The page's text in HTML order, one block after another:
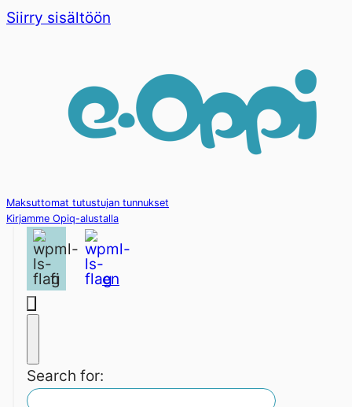
Siirry sisältöön
Maksuttomat tutustujan tunnukset
Kirjamme Opiq-alustalla
fi en
Search for: